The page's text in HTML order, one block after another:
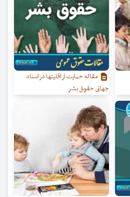
مقاله حمایت از اقلیتها در اسناد
جهانی حقوق بشر